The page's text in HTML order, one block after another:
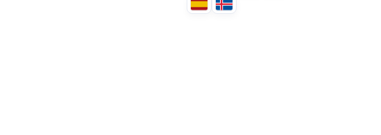
EspanaÍsland